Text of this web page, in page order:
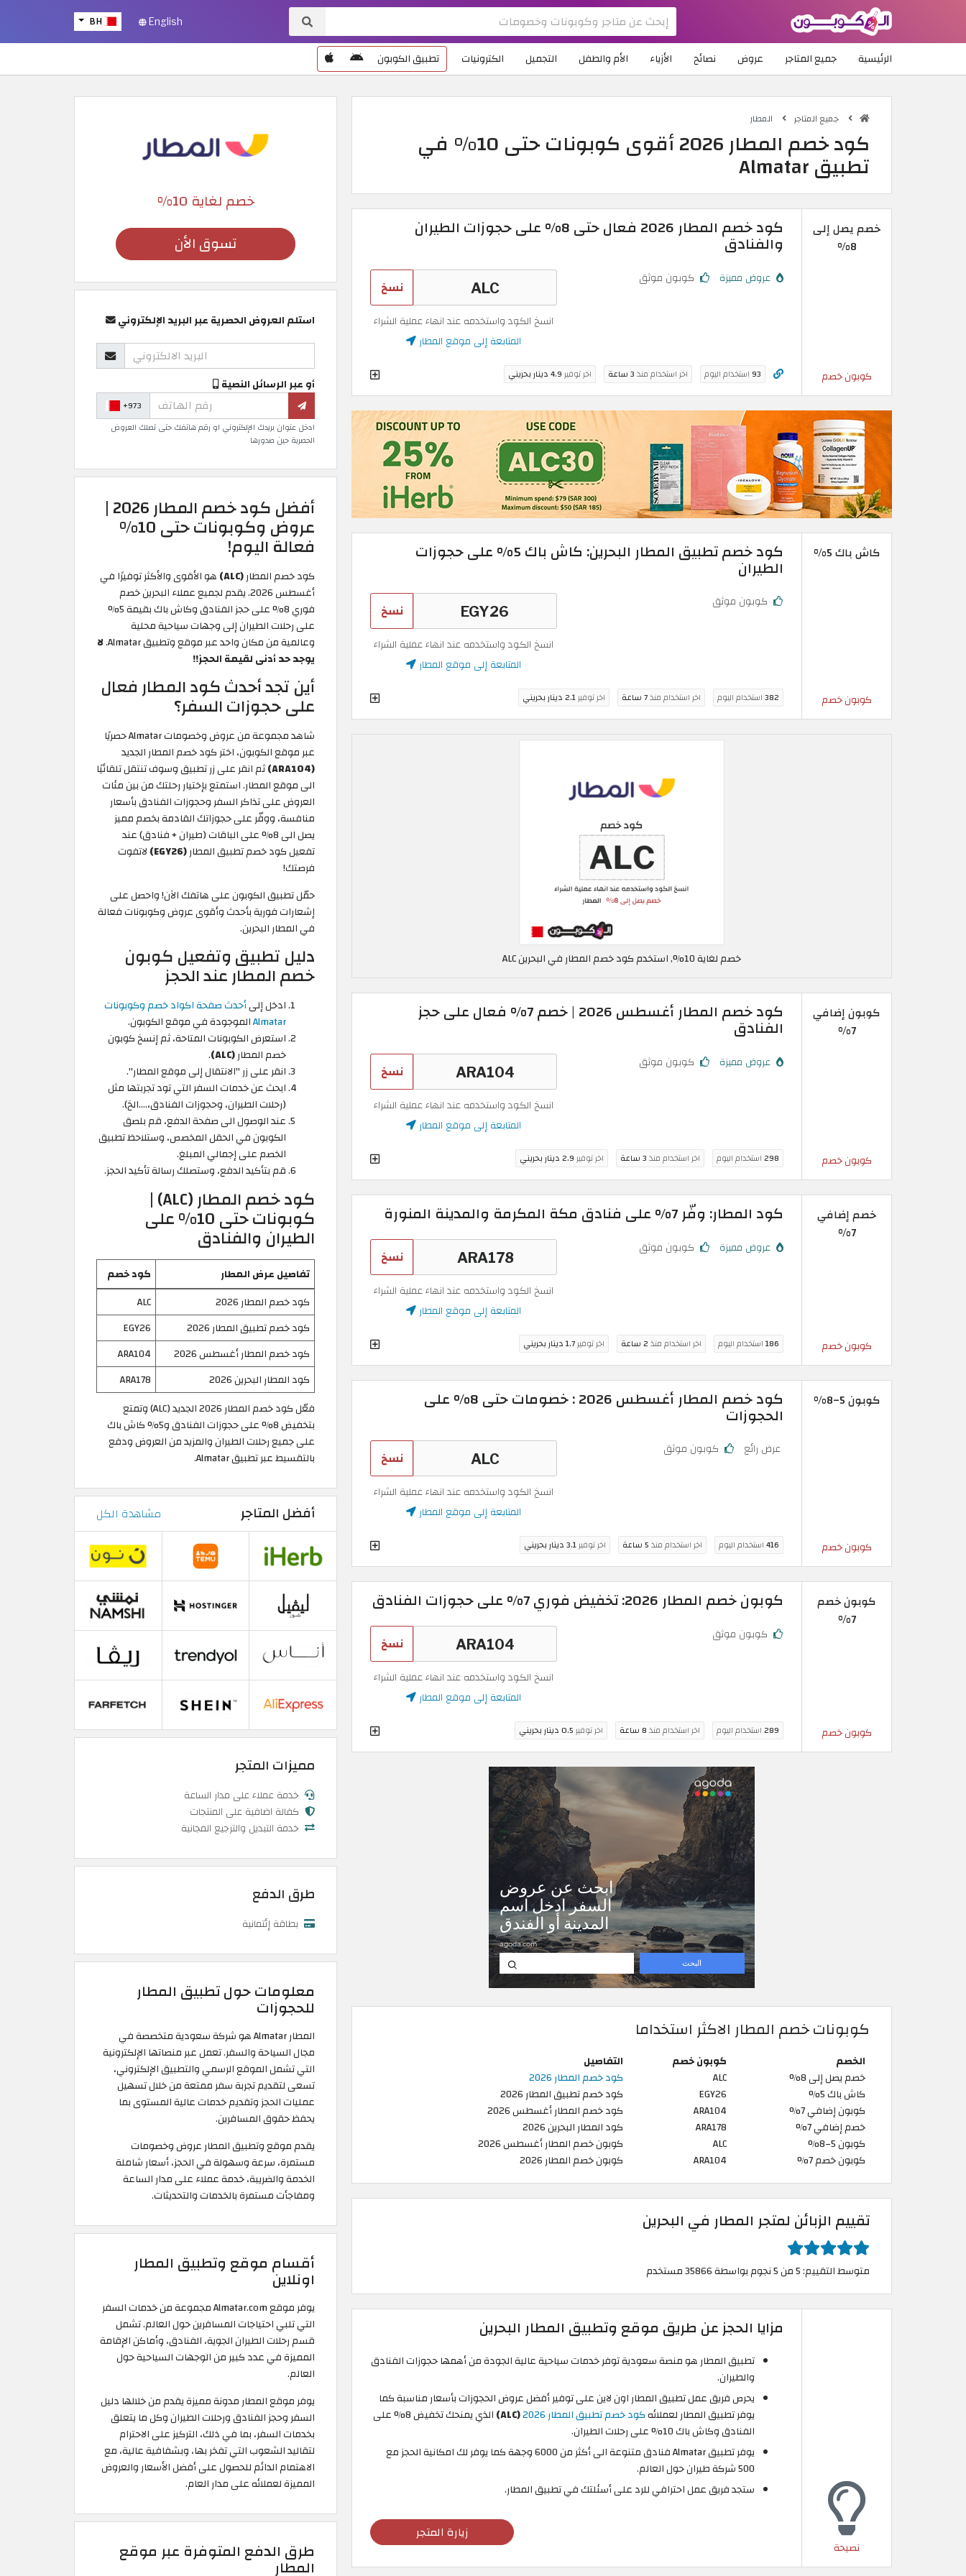
BH English
الرئيسية جميع المتاجر عروض نصائح الأزياء الأم والطفل التجميل الكترونيات تطبيق الكوبون
جميع المتاجر المطار
كود خصم المطار 2026 أقوى كوبونات حتى 10% في
تطبيق Almatar
خصم يصل إلى
8%
كوبون خصم
كود خصم المطار 2026 فعال حتى 8% على حجوزات الطيران
والفنادق
عروض مميزة كوبون موثق نسخ
انسخ الكود واستخدمه عند انهاء عملية الشراء
المتابعة إلى موقع المطار
93استخدام اليوم اخر استخدام منذ3 ساعة اخر توفير4.9 دينار بحريني
كاش باك 5%
كوبون خصم
كود خصم تطبيق المطار البحرين: كاش باك 5% على حجوزات
الطيران
كوبون موثق نسخ
انسخ الكود واستخدمه عند انهاء عملية الشراء
المتابعة إلى موقع المطار
382استخدام اليوم اخر استخدام منذ7 ساعة اخر توفير2.1 دينار بحريني
خصم لغاية 10%, استخدم كود خصم المطار في البحرين ALC
كوبون إضافي
7%
كوبون خصم
كود خصم المطار أغسطس 2026 | خصم 7% فعال على حجز
الفنادق
عروض مميزة كوبون موثق نسخ
انسخ الكود واستخدمه عند انهاء عملية الشراء
المتابعة إلى موقع المطار
298استخدام اليوم اخر استخدام منذ3 ساعة اخر توفير2.9 دينار بحريني
خصم إضافي
7%
كوبون خصم
كود المطار: وفّر 7% على فنادق مكة المكرمة والمدينة المنورة
عروض مميزة كوبون موثق نسخ
انسخ الكود واستخدمه عند انهاء عملية الشراء
المتابعة إلى موقع المطار
186استخدام اليوم اخر استخدام منذ2 ساعة اخر توفير1.7 دينار بحريني
كوبون 5–8%
كوبون خصم
كود خصم المطار أغسطس 2026 : خصومات حتى 8% على
الحجوزات
عرض رائع كوبون موثق نسخ
انسخ الكود واستخدمه عند انهاء عملية الشراء
المتابعة إلى موقع المطار
416استخدام اليوم اخر استخدام منذ5 ساعة اخر توفير3.1 دينار بحريني
كوبون خصم
7%
كوبون خصم
كوبون خصم المطار 2026: تخفيض فوري 7% على حجوزات الفنادق
كوبون موثق نسخ
انسخ الكود واستخدمه عند انهاء عملية الشراء
المتابعة إلى موقع المطار
289استخدام اليوم اخر استخدام منذ8 ساعة اخر توفير0.5 دينار بحريني
كوبونات خصم المطار الاكثر استخداما
الخصم كوبون خصم
التفاصيل
خصم يصل إلى 8%
ALC
كود خصم المطار 2026
كاش باك 5%
EGY26
كود خصم تطبيق المطار 2026
كوبون إضافي 7%
ARA104
كود خصم المطار أغسطس 2026
خصم إضافي 7%
ARA178
كود المطار البحرين 2026
كوبون 5–8%
ALC
كوبون خصم المطار أغسطس 2026
كوبون خصم 7%
ARA104 كوبون خصم المطار 2026
تقييم الزبائن لمتجر المطار في البحرين
متوسط التقييم: 5 من 5 نجوم بواسطة 35866 مستخدم
نصيحة
مزايا الحجز عن طريق موقع وتطبيق المطار البحرين
تطبيق المطار هو منصة سعودية توفر خدمات سياحية عالية الجودة من أهمها حجوزات الفنادق
والطيران.
يحرص فريق عمل تطبيق المطار اون لاين على توفير أفضل عروض الحجوزات بأسعار مناسبة كما
يوفر تطبيق المطار لعملائهكود خصم تطبيق المطار 2026 (ALC)
الذي يمنحك تخفيض 8% على
الفنادق وكاش باك 10% على رحلات الطيران.
يوفر تطبيق Almatar فنادق متنوعة الى أكثر من 6000 وجهة كما يوفر لك امكانية الحجز مع
500 شركة طيران حول العالم.
ستجد فريق عمل احترافي للرد على أسئلتك في تطبيق المطار.
زيارة المتجر
خصم لغاية 10%
تسوق الأن
استلم العروض الحصرية عبر البريد الإلكتروني
أو عبر الرسائل النصية
+973
ادخل عنوان بريدك الإلكتروني او رقم هاتفك حتى تصلك العروض
الحصرية حين صدورها
أفضل كود خصم المطار 2026 |
عروض وكوبونات حتى 10%
فعالة اليوم!
كود خصم المطار(ALC)
هو الأقوى والأكثر توفيرًا في
أغسطس 2026. يقدم لجميع عملاء البحرين خصم
فوري 8% على حجز الفنادق وكاش باك بقيمة 5%
على رحلات الطيران إلى وجهات سياحية محلية
وعالمية من مكان واحد عبر موقع وتطبيق Almatar.
لا
يوجد حد أدنى لقيمة الحجز!!
أين تجد أحدث كود المطار فعال
على حجوزات السفر؟
شاهد مجموعة من عروض وخصومات Almatar حصريًا
عبر موقع الكوبون، اختر كود خصم المطار الجديد
(ARA104)
ثم انقر على زر تطبيق وسوف تنتقل تلقائيًا
الى موقع المطار. استمتع بإختيار رحلتك من بين مئات
العروض على تذاكر السفر وحجوزات الفنادق بأسعار
منافسة، ووفّر على حجوزاتك القادمة بخصم مميز
يصل الى 8% على الباقات (طيران + فنادق) عند
تفعيل كود خصم تطبيق المطار(EGY26)
لاتفوت
فرصتك!
حمّل تطبيق الكوبون على هاتفك الآن! واحصل على
إشعارات فورية بأحدث وأقوى عروض وكوبونات فعالة
في المطار البحرين.
دليل تطبيق وتفعيل كوبون
خصم المطار عند الحجز
ادخل إلىأحدث صفحة اكواد خصم وكوبونات
Almatarالموجودة في موقع الكوبون.
استعرض الكوبونات المتاحة، ثم إنسخ كوبون
خصم المطار(ALC)
.
انقر على زر "الانتقال إلى موقع المطار".
ابحث عن خدمات السفر التي تود تجربتها مثل
(رحلات الطيران، وحجوزات الفنادق،….الخ).
عند الوصول الى صفحة الدفع، قم بلصق
الكوبون في الحقل المخصص، وستلاحظ تطبيق
الخصم على إجمالي المبلغ.
قم بتأكيد الدفع، وستصلك رسالة تأكيد الحجز.
كود خصم المطار (ALC) |
كوبونات حتى 10% على
الطيران والفنادق
تفاصيل عرض المطار
كود خصم
كود خصم المطار 2026
ALC
كود خصم تطبيق المطار 2026
EGY26
كود خصم المطار أغسطس 2026
ARA104
كود المطار البحرين 2026
ARA178
فعّل كود خصم المطار 2026 الجديد (ALC) وتمتع
بتخفيض 8% على حجوزات الفنادق و5% كاش باك
على جميع رحلات الطيران والمزيد من العروض ودفع
بالتقسيط عبر تطبيق Almatar.
أفضل المتاجر مشاهدة الكل
مميزات المتجر
خدمة عملاء على مدار الساعة
كفالة اضافية على المنتجات
خدمة التبديل والترجيع المجانية
طرق الدفع
بطاقة إئتمانية
معلومات حول تطبيق المطار
للحجوزات
المطار Almatar هو شركة سعودية متخصصة في
مجال السياحة والسفر. تعمل عبر منصاتها الإلكترونية
التي تشمل الموقع الرسمي والتطبيق الإلكتروني،
تسعى لتقديم تجربة سفر ممتعة من خلال تسهيل
عمليات الحجز وتقديم خدمات عالية المستوى بما
يحفظ حقوق المسافرين.
يقدم موقع وتطبيق المطار عروض وخصومات
مستمرة، سرعة وسهولة في الحجز، أسعار شاملة
الخدمة والضريبة، خدمة عملاء على مدار الساعة
ومفاجأت مستمرة بالخدمات والتحديثات.
أقسام موقع وتطبيق المطار
اونلاين
يوفر موقع Almatar.com مجموعة من خدمات السفر
التي تلبي احتياجات المسافرين حول العالم. تشمل
قسم رحلات الطيران الجوية، الفنادق، وأماكن الإقامة
المميزة في عدد كبير من الوجهات السياحية حول
العالم.
يوفر موقع المطار مدونة مميزة يقدم من خلالها دليل
السفر وحجز الفنادق ورحلات الطيران وكل ما يتعلق
بخدمات السفر، بما في ذلك، التركيز على الاحترام
لتقاليد الشعوب التي تفخر بها، وبشفافية عالية، مع
الاهتمام الدائم للحصول على أفضل الأسعار والعروض
المميزة لعملائه على مدار العام.
طرق الدفع المتوفرة عبر موقع
المطار